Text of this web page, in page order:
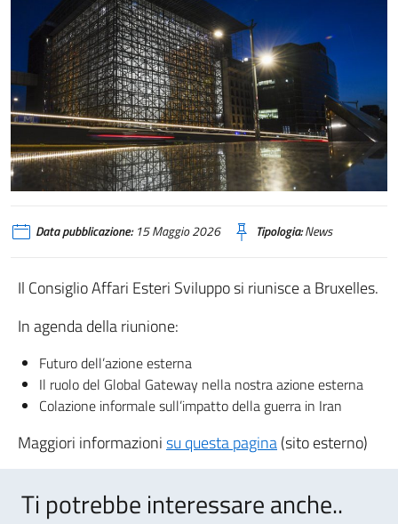
Data pubblicazione:15 Maggio 2026 Tipologia:News
Il Consiglio Affari Esteri Sviluppo si riunisce a Bruxelles.
In agenda della riunione:
Futuro dell’azione esterna
Il ruolo del Global Gateway nella nostra azione esterna
Colazione informale sull’impatto della guerra in Iran
Maggiori informazionisu questa pagina(sito esterno)
Ti potrebbe interessare anche..